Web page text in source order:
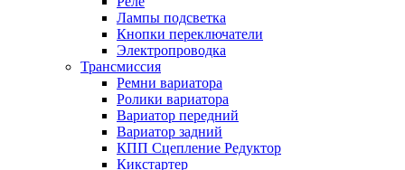
Лампы подсветка
Кнопки переключатели
Электропроводка
Трансмиссия
Ремни вариатора
Ролики вариатора
Вариатор передний
Вариатор задний
КПП Сцепление Редуктор
Кикстартер